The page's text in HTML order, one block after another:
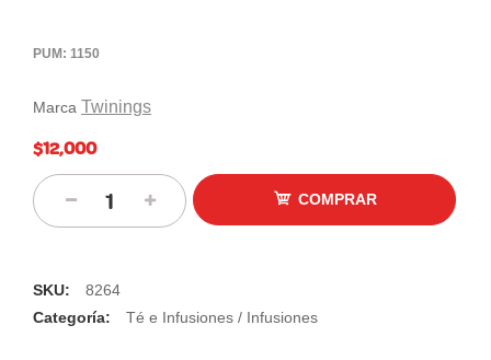
PUM: 1150
Marca Twinings
$12,000
COMPRAR
SKU:
8264
Categoría:
Té e Infusiones / Infusiones